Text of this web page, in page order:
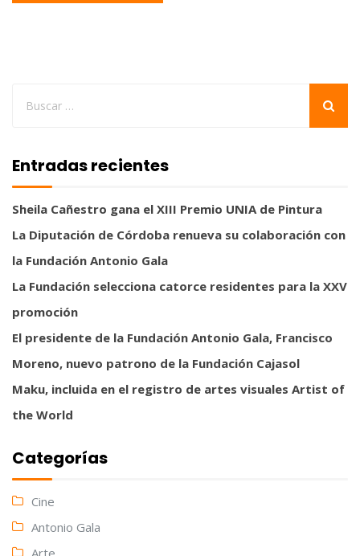
Entradas recientes
Sheila Cañestro gana el XIII Premio UNIA de Pintura
La Diputación de Córdoba renueva su colaboración con
la Fundación Antonio Gala
La Fundación selecciona catorce residentes para la XXV
promoción
El presidente de la Fundación Antonio Gala, Francisco
Moreno, nuevo patrono de la Fundación Cajasol
Maku, incluida en el registro de artes visuales Artist of
the World
Categorías
Cine
Antonio Gala